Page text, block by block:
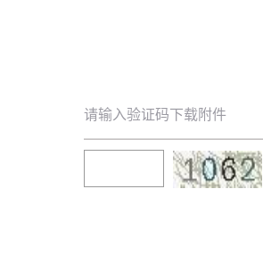
请输入验证码下载附件